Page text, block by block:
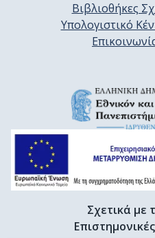
Βιβλιοθήκες
Υπολογιστικό
Σχετικά με